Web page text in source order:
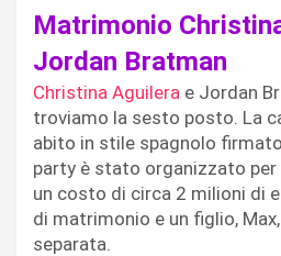
Matrimonio
Jordan Bratman
Christina Aguilera e Jordan
troviamo la sesto posto. La
abito in stile spagnolo
party è stato organizzato
un costo di circa 2 milioni di
di matrimonio e un figlio,
separata.